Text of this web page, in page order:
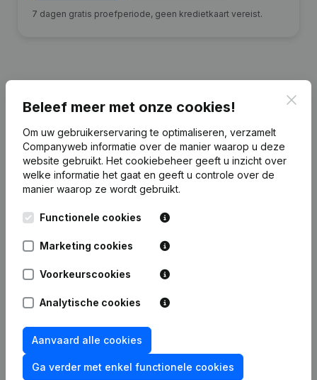
7 dagen gratis proefperiode, geen kredietkaart vereist.
Publicatiesvan Mousa Trans
Datum Publicatie
05-10-2023
Rubriek Oprichting (Nieuwe
Rechtspersoon, Opening Bijkantoor,
Wat is het btw-nummer van Mousa Trans?
Wat is het PEPPOL ID van Mousa Trans?
Beleef meer met onze cookies!
Om uw gebruikerservaring te optimaliseren, verzamelt
Companyweb informatie over de manier waarop u deze
website gebruikt. Het cookiebeheer geeft u inzicht over
welke informatie het gaat en geeft u controle over de
manier waarop ze wordt gebruikt.
Functionele cookies
Marketing cookies
Voorkeurscookies
Analytische cookies
Aanvaard alle cookies
Ga verder met enkel functionele cookies